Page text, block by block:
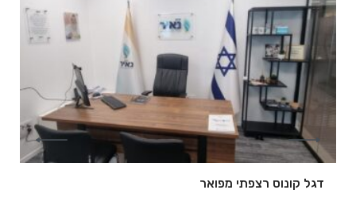
דגל קונוס רצפתי מפואר